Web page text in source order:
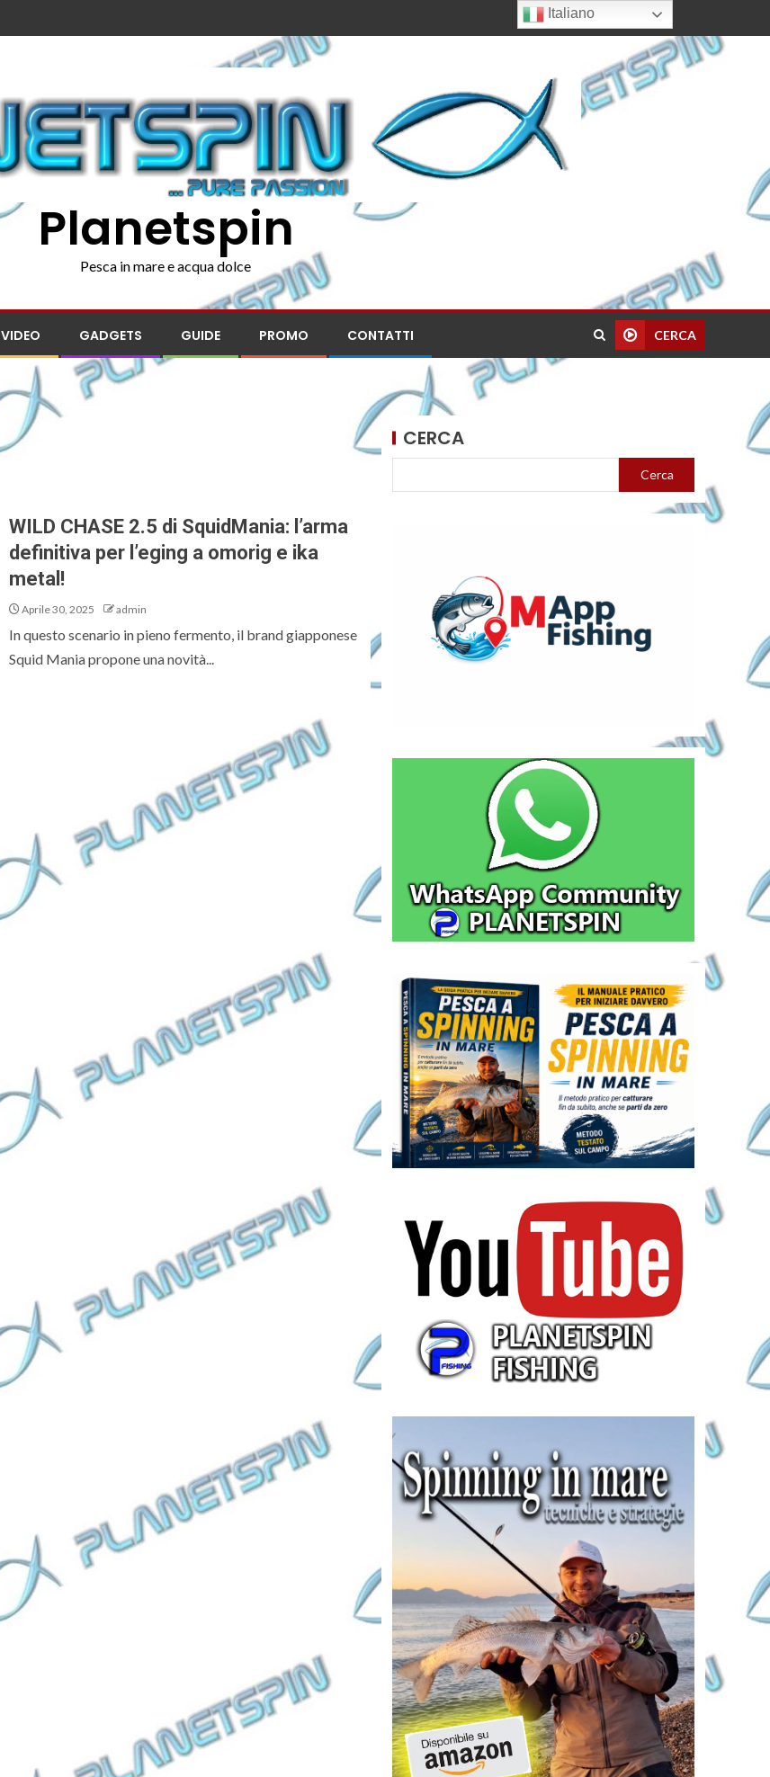
Planetspin
Pesca in mare e acqua dolce
VIDEO GADGETS GUIDE PROMO CONTATTI CERCA
WILD CHASE 2.5 di SquidMania: l’arma
definitiva per l’eging a omorig e ika
metal!
Aprile 30, 2025 admin
In questo scenario in pieno fermento, il brand giapponese
Squid Mania propone una novità...
CERCA
Cerca
Italiano